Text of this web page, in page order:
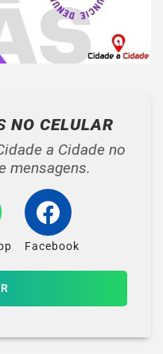
NO CELULAR
a Cidade no
mensagens.
Facebook